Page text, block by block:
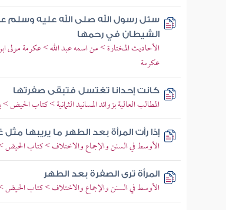
سئل رسول الله صلى الله عليه
الشيطان في رحمها
الأحاديث المختارة > من اسمه عبد الله > عكرمة
عكرمة
كانت إحدانا تغتسل فتبقى صفرتها
المطالب العالية بزوائد المسانيد الثمانية > كتاب
إذا رأت المرأة بعد الطهر ما يريبها
الأوسط في السنن والإجماع والاختلاف > كتاب الحيض
المرأة ترى الصفرة بعد الطهر
الأوسط في السنن والإجماع والاختلاف > كتاب الحيض